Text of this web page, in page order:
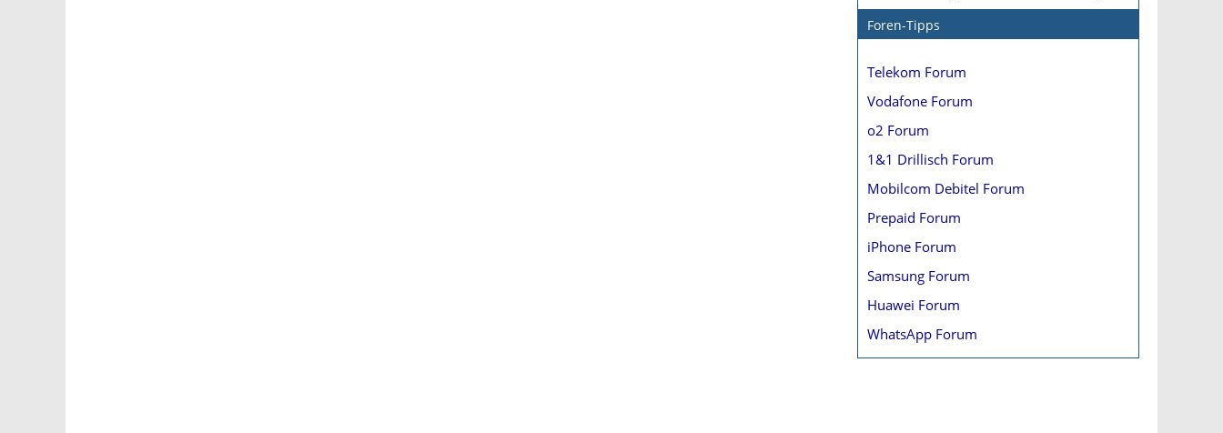
Foren-Tipps
Telekom Forum
Vodafone Forum
o2 Forum
1&1 Drillisch Forum
Mobilcom Debitel Forum
Prepaid Forum
iPhone Forum
Samsung Forum
Huawei Forum
WhatsApp Forum